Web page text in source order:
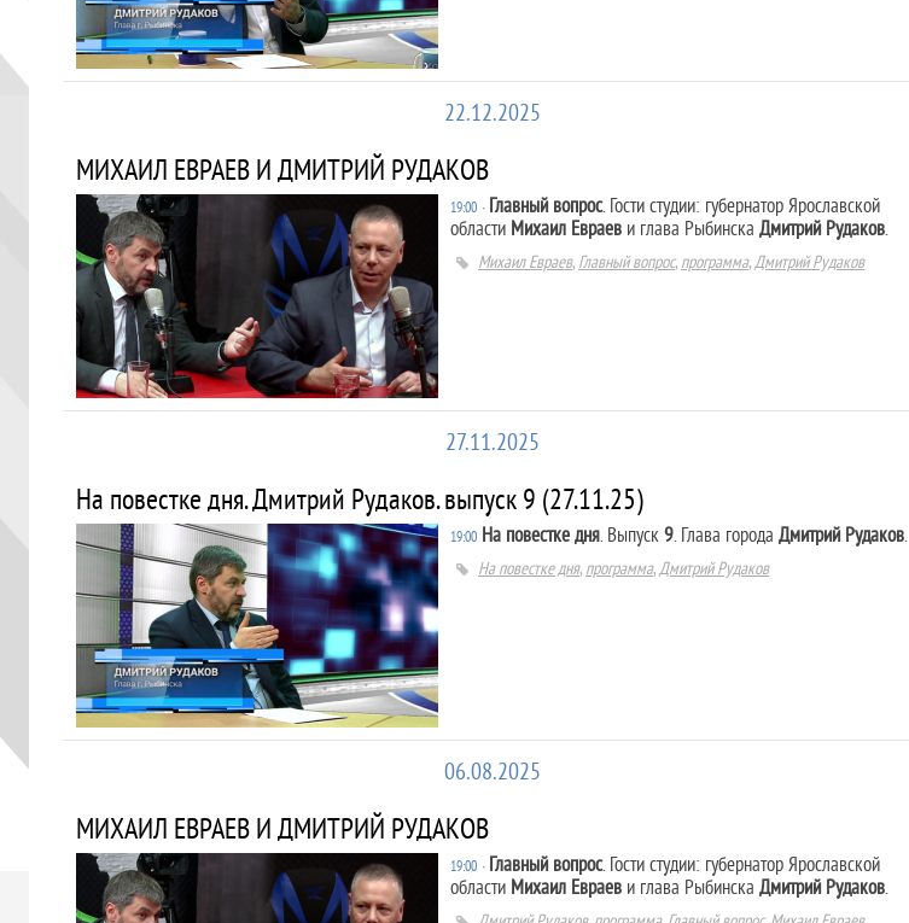
22.12.2025
МИХАИЛ ЕВРАЕВ И ДМИТРИЙ РУДАКОВ
19:00 ∙ Главный вопрос. Гости студии: губернатор Ярославской
области Михаил Евраев и глава Рыбинска Дмитрий Рудаков.
Михаил Евраев, Главный вопрос, программа,Дмитрий Рудаков
27.11.2025
На повестке дня. Дмитрий Рудаков. выпуск 9 (27.11.25)
19:00 На повестке дня. Выпуск 9. Глава города Дмитрий Рудаков.
На повестке дня, программа,Дмитрий Рудаков
06.08.2025
МИХАИЛ ЕВРАЕВ И ДМИТРИЙ РУДАКОВ
19:00 ∙ Главный вопрос. Гости студии: губернатор Ярославской
области Михаил Евраев и глава Рыбинска Дмитрий Рудаков.